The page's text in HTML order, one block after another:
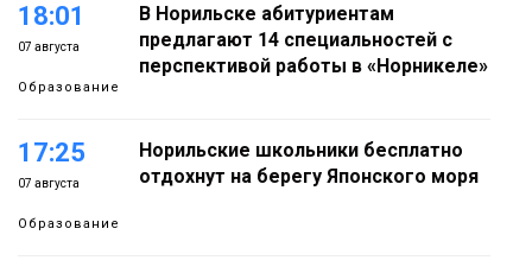
18:01
07 августа
Образование
В Норильске абитуриентам
предлагают 14 специальностей с
перспективой работы в «Норникеле»
17:25
07 августа
Образование
Норильские школьники бесплатно
отдохнут на берегу Японского моря